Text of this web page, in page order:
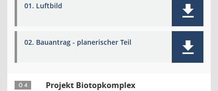
01. Luftbild
02. Bauantrag - planerischer Teil
Ö 4
Projekt Biotopkomplex